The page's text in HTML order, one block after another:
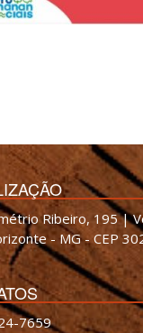
Ribeiro, 195 |
- MG - CEP
7659